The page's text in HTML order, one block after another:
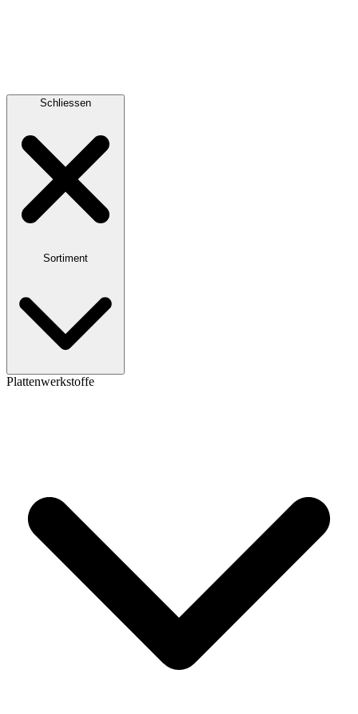
Schliessen
Sortiment
Plattenwerkstoffe